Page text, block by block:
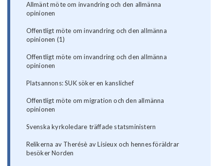
Allmänt möte om invandring och den allmänna
opinionen
Offentligt möte om invandring och den allmänna
opinionen (1)
Offentligt möte om invandring och den allmänna
opinionen
Platsannons: SUK söker en kanslichef
Offentligt möte om migration och den allmänna
opinionen
Svenska kyrkoledare träffade statsministern
Relikerna av Therésè av Lisieux och hennes föräldrar
besöker Norden